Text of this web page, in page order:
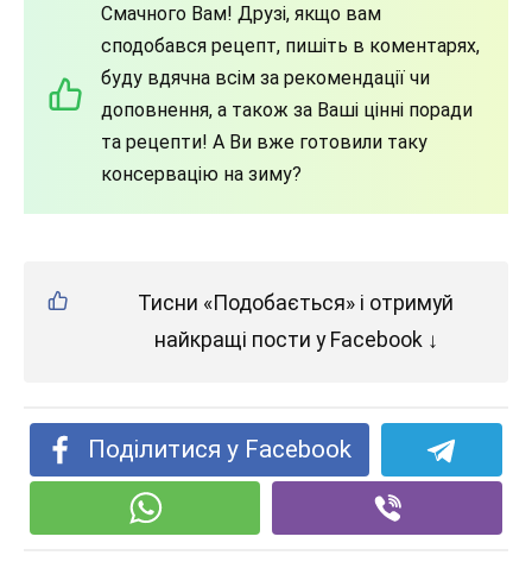
Смачного Вам! Друзі, якщо вам
сподобався рецепт, пишіть в коментарях,
буду вдячна всім за рекомендації чи
доповнення, а також за Ваші цінні поради
та рецепти! А Ви вже готовили таку
консервацію на зиму?
Тисни «Подобається» і отримуй
найкращі пости у Facebook ↓
Поділитися у Facebook